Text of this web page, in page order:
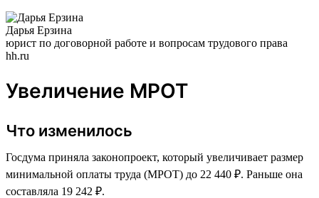
Дарья Ерзина
юрист по договорной работе и вопросам трудового права
hh.ru
Увеличение МРОТ
Что изменилось
Госдума приняла законопроект, который увеличивает размер
минимальной оплаты труда (МРОТ) до 22 440 ₽. Раньше она
составляла 19 242 ₽.